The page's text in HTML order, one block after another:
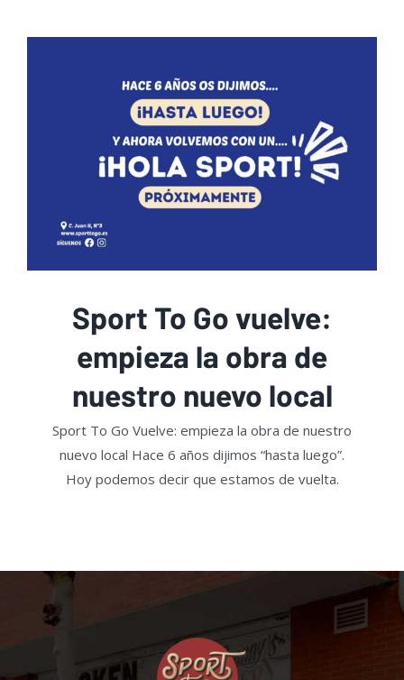
Sport To Go vuelve:
empieza la obra de
nuestro nuevo local
Sport To Go Vuelve: empieza la obra de nuestro
nuevo local Hace 6 años dijimos “hasta luego”.
Hoy podemos decir que estamos de vuelta.